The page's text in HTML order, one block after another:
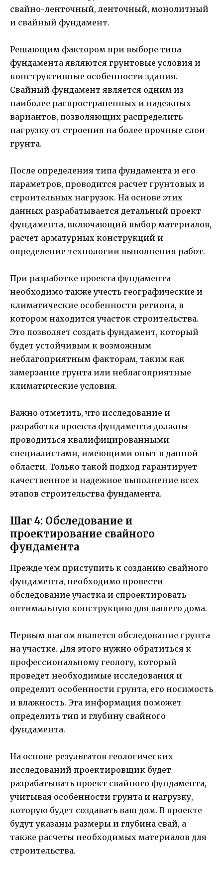
свайно-ленточный, ленточный, монолитный
и свайный фундамент.
Решающим фактором при выборе типа
фундамента являются грунтовые условия и
конструктивные особенности здания.
Свайный фундамент является одним из
наиболее распространенных и надежных
вариантов, позволяющих распределить
нагрузку от строения на более прочные слои
грунта.
После определения типа фундамента и его
параметров, проводится расчет грунтовых и
строительных нагрузок. На основе этих
данных разрабатывается детальный проект
фундамента, включающий выбор материалов,
расчет арматурных конструкций и
определение технологии выполнения работ.
При разработке проекта фундамента
необходимо также учесть географические и
климатические особенности региона, в
котором находится участок строительства.
Это позволяет создать фундамент, который
будет устойчивым к возможным
неблагоприятным факторам, таким как
замерзание грунта или неблагоприятные
климатические условия.
Важно отметить, что исследование и
разработка проекта фундамента должны
проводиться квалифицированными
специалистами, имеющими опыт в данной
области. Только такой подход гарантирует
качественное и надежное выполнение всех
этапов строительства фундамента.
Шаг 4: Обследование и
проектирование свайного
фундамента
Прежде чем приступить к созданию свайного
фундамента, необходимо провести
обследование участка и спроектировать
оптимальную конструкцию для вашего дома.
Первым шагом является обследование грунта
на участке. Для этого нужно обратиться к
профессиональному геологу, который
проведет необходимые исследования и
определит особенности грунта, его носимость
и влажность. Эта информация поможет
определить тип и глубину свайного
фундамента.
На основе результатов геологических
исследований проектировщик будет
разрабатывать проект свайного фундамента,
учитывая особенности грунта и нагрузку,
которую будет создавать ваш дом. В проекте
будут указаны размеры и глубина свай, а
также расчеты необходимых материалов для
строительства.